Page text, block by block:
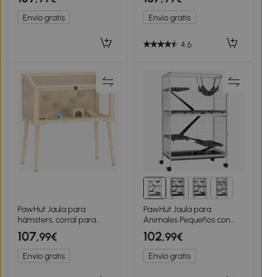
Extraíble y Tapas Abatibles
Natural
Envío gratis
de Ejercicio Rampas Casita
Natural
Envío gratis
4.6
PawHut Jaula para
hámsters, corral para
hámster enano, refugio
para pequeños animales
con accesorios, botella de
agua, 110 x 52 x 101 cm,
107,99€
Envío gratis
PawHut Jaula para
Animales Pequeños con
Ruedas Rampas Hamaca y
Bandeja Extraíble para
Chinchillas Hurones
80x52x128 cm Blanco
102,99€
Envío gratis